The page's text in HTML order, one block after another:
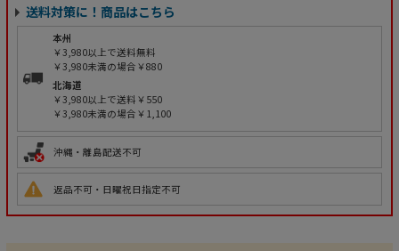
送料対策に！商品はこちら
本州
￥3,980以上で送料無料
￥3,980未満の場合￥880
北海道
￥3,980以上で送料￥550
￥3,980未満の場合￥1,100
沖縄・離島配送不可
返品不可・日曜祝日指定不可